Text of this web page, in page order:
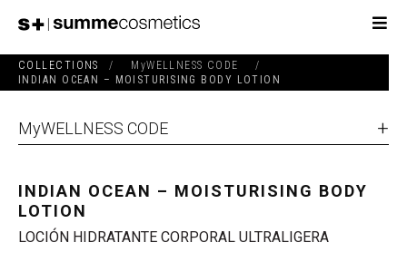
COLLECTIONS / MyWELLNESS CODE
/
INDIAN OCEAN – MOISTURISING BODY LOTION
MyWELLNESS CODE
INDIAN OCEAN – MOISTURISING BODY
LOTION
LOCIÓN HIDRATANTE CORPORAL ULTRALIGERA